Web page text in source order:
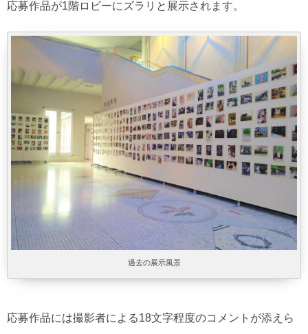
応募作品が1階ロビーにズラリと展示されます。
過去の展示風景
応募作品には撮影者による18文字程度のコメントが添えら